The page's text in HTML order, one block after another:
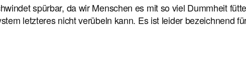
spürbar, da wir Menschen es mit so viel Dummheit
letzteres nicht verübeln kann. Es ist leider bezeichnend